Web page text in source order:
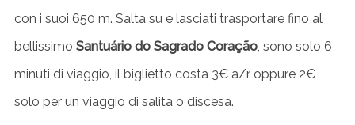
con i suoi 650 m. Salta su e lasciati trasportare fino al
bellissimo Santuário do Sagrado Coração, sono solo 6
minuti di viaggio, il biglietto costa 3€ a/r oppure 2€
solo per un viaggio di salita o discesa.